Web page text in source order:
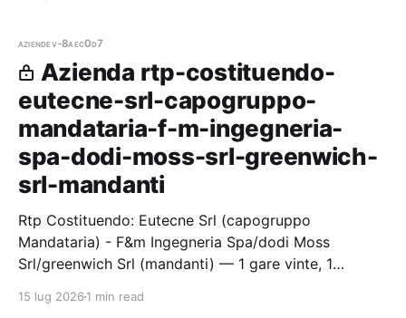
aziendev-8aec0d7
Azienda rtp-costituendo-
eutecne-srl-capogruppo-
mandataria-f-m-ingegneria-
spa-dodi-moss-srl-greenwich-
srl-mandanti
Rtp Costituendo: Eutecne Srl (capogruppo
Mandataria) - F&m Ingegneria Spa/dodi Moss
Srl/greenwich Srl (mandanti) — 1 gare vinte, 1
cronologia, importi, buyer, CPV, città e lin
15 lug 2026 1 min read